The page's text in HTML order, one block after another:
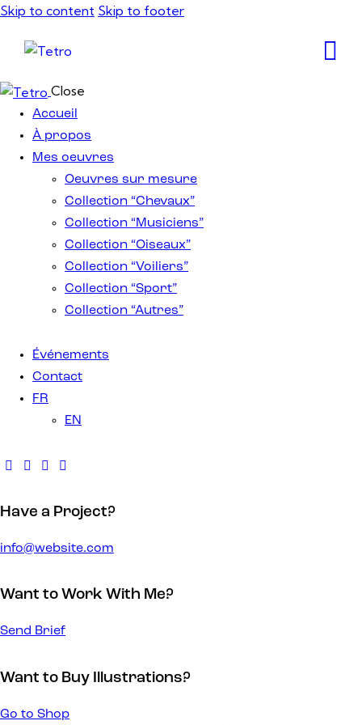
Skip to content Skip to footer
Close
Accueil
À propos
Mes oeuvres
Oeuvres sur mesure
Collection “Chevaux”
Collection “Musiciens”
Collection “Oiseaux”
Collection “Voiliers”
Collection “Sport”
Collection “Autres”
Événements
Contact
FR
EN
Have a Project?
info@website.com
Want to Work With Me?
Send Brief
Want to Buy Illustrations?
Go to Shop